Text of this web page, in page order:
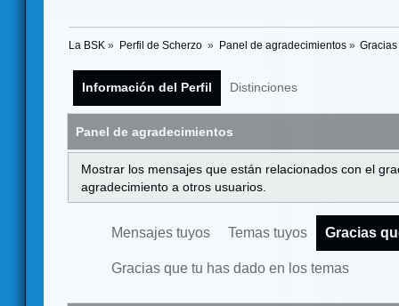
La BSK » Perfil de Scherzo » Panel de agradecimientos»
Información del Perfil Distinciones
Panel de agradecimientos
Mostrar los mensajes que están relacionados con el
agradecimiento a otros usuarios.
Mensajes tuyos Temas tuyos Gracias
Gracias que tu has dado en los temas